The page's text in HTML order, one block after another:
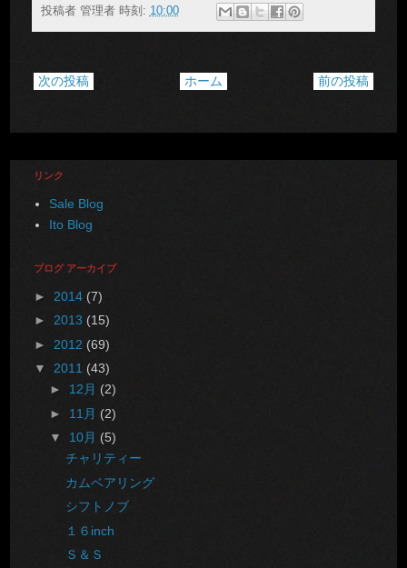
投稿者 管理者 時刻: 10:00
次の投稿 前の投稿
ホーム
リンク
Sale Blog
Ito Blog
ブログ アーカイブ
► 2014 (7)
► 2013 (15)
► 2012 (69)
▼ 2011 (43)
► 12月 (2)
► 11月 (2)
▼ 10月 (5)
チャリティー
カムベアリング
シフトノブ
１６inch
Ｓ＆Ｓ